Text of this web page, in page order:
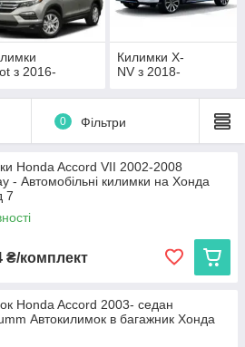
з 2016-
Килимки X-
NV з 2018-
0 Фільтри
Honda Accord VII 2002-2008
- Автомобільні килимки на Хонда
7
₴/комплект
Honda Accord 2003- седан
Автокилимок в багажник Хонда